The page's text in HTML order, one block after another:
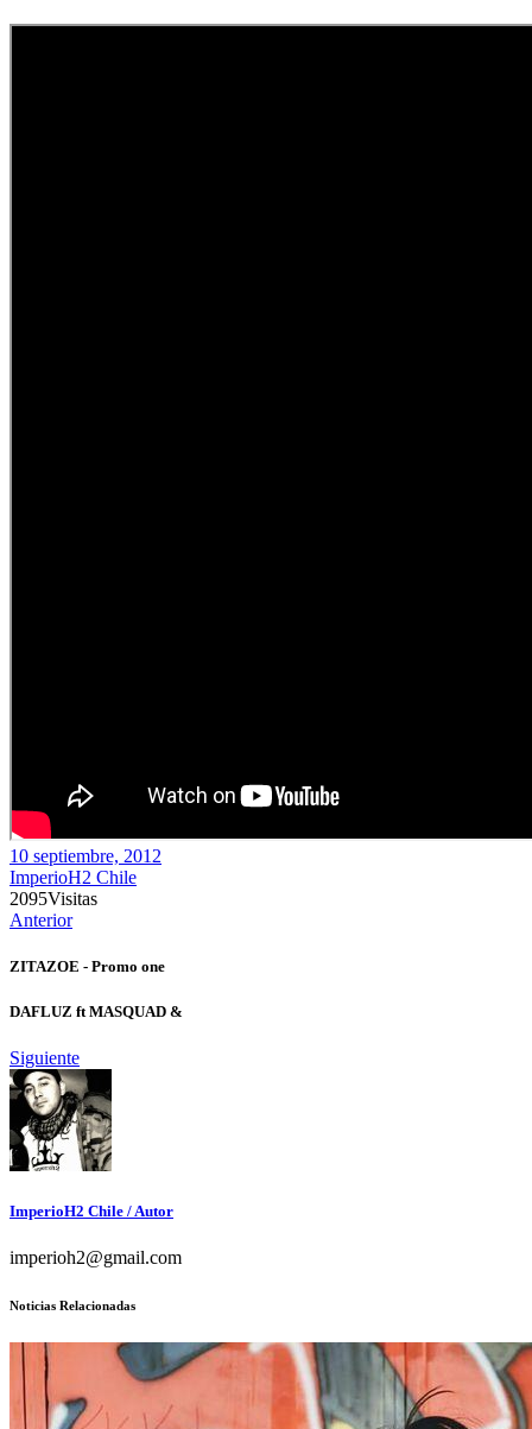
10 septiembre, 2012
ImperioH2 Chile
2095Visitas
Anterior
ZITAZOE - Promo one
DAFLUZ ft MASQUAD &
Siguiente
ImperioH2 Chile / Autor
imperioh2@gmail.com
Noticias Relacionadas